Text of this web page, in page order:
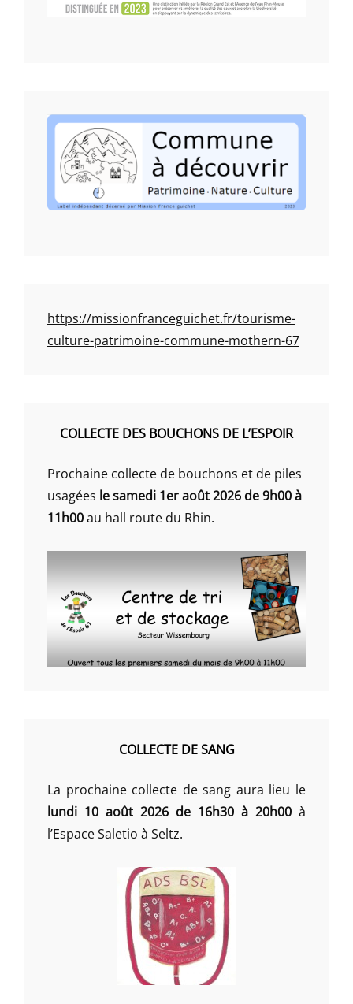
https://missionfranceguichet.fr/tourisme-
culture-patrimoine-commune-mothern-67
COLLECTE DES BOUCHONS DE L’ESPOIR
Prochaine collecte de bouchons et de piles
usagées le samedi 1er août 2026 de 9h00 à
11h00au hall route du Rhin.
COLLECTE DE SANG
La prochaine collecte de sang aura lieu le
lundi 10 août 2026 de 16h30 à 20h00 à
l’Espace Saletio à Seltz.